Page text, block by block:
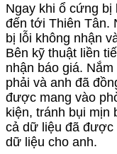
Ngay khi ổ cứng
đến tới Thiên Tân.
bị lỗi không nhận
Bên kỹ thuật liền
nhận báo giá.
phải và anh đã
được mang vào
kiện, tránh bụi mịn
cả dữ liệu đã được
dữ liệu cho anh.